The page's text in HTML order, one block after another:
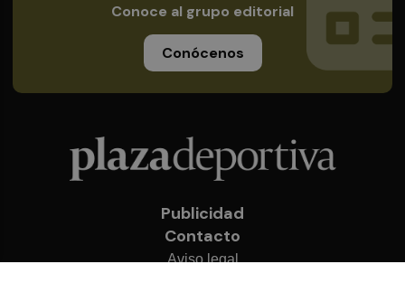
Conoce al grupo editorial
Conócenos
Publicidad
Contacto
Aviso legal